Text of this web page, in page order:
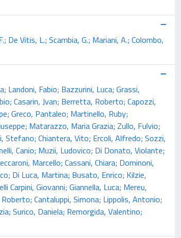
De Vitis, L.; Scambia, G.; Mariani, A.; Colombo,
Landoni, Fabio; Bazzurini, Luca; Grassi,
Casarin, Jvan; Berretta, Roberto; Capozzi,
Greco, Pantaleo; Martinello, Ruby;
Matarazzo, Maria Grazia; Zullo, Fulvio;
Stefano; Chiantera, Vito; Ercoli, Alfredo; Sozzi,
Canio; Muzii, Ludovico; Di Donato, Violante;
Marcello; Cassani, Chiara; Dominoni,
Di Luca, Martina; Busato, Enrico; Kilzie,
Carpini, Giovanni; Giannella, Luca; Mereu,
Cantaluppi, Simona; Lippolis, Antonio;
Surico, Daniela; Remorgida, Valentino;